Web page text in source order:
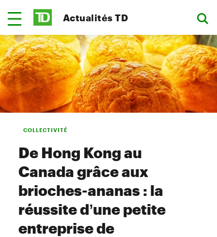
Actualités TD
COLLECTIVITÉ
De Hong Kong au
Canada grâce aux
brioches-ananas : la
réussite d’une petite
entreprise de